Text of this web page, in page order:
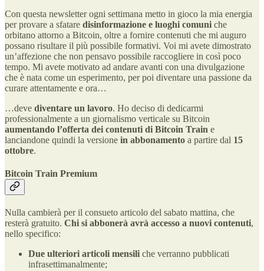
Con questa newsletter ogni settimana metto in gioco la mia energia
per provare a sfatare disinformazione e luoghi comuni che
orbitano attorno a Bitcoin, oltre a fornire contenuti che mi auguro
possano risultare il più possibile formativi. Voi mi avete dimostrato
un’affezione che non pensavo possibile raccogliere in così poco
tempo. Mi avete motivato ad andare avanti con una divulgazione
che è nata come un esperimento, per poi diventare una passione da
curare attentamente e ora…
…deve diventare un lavoro. Ho deciso di dedicarmi
professionalmente a un giornalismo verticale su Bitcoin
aumentando l’offerta dei contenuti di Bitcoin Train e
lanciandone quindi la versione in abbonamento a partire dal 15
ottobre.
Bitcoin Train Premium
Nulla cambierà per il consueto articolo del sabato mattina, che
resterà gratuito. Chi si abbonerà avrà accesso a nuovi contenuti,
nello specifico:
Due ulteriori articoli mensili che verranno pubblicati
infrasettimanalmente;